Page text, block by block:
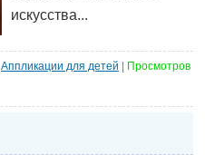
искусства...
Аппликации для детей | Просмотров